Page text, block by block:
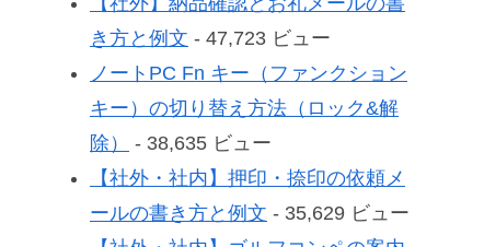
き方と例文 - 47,723 ビュー
ノートPC Fn キー（ファンクション
キー）の切り替え方法（ロック&解
除）
- 38,635 ビュー
【社外・社内】押印・捺印の依頼メ
ールの書き方と例文 - 35,629 ビュー